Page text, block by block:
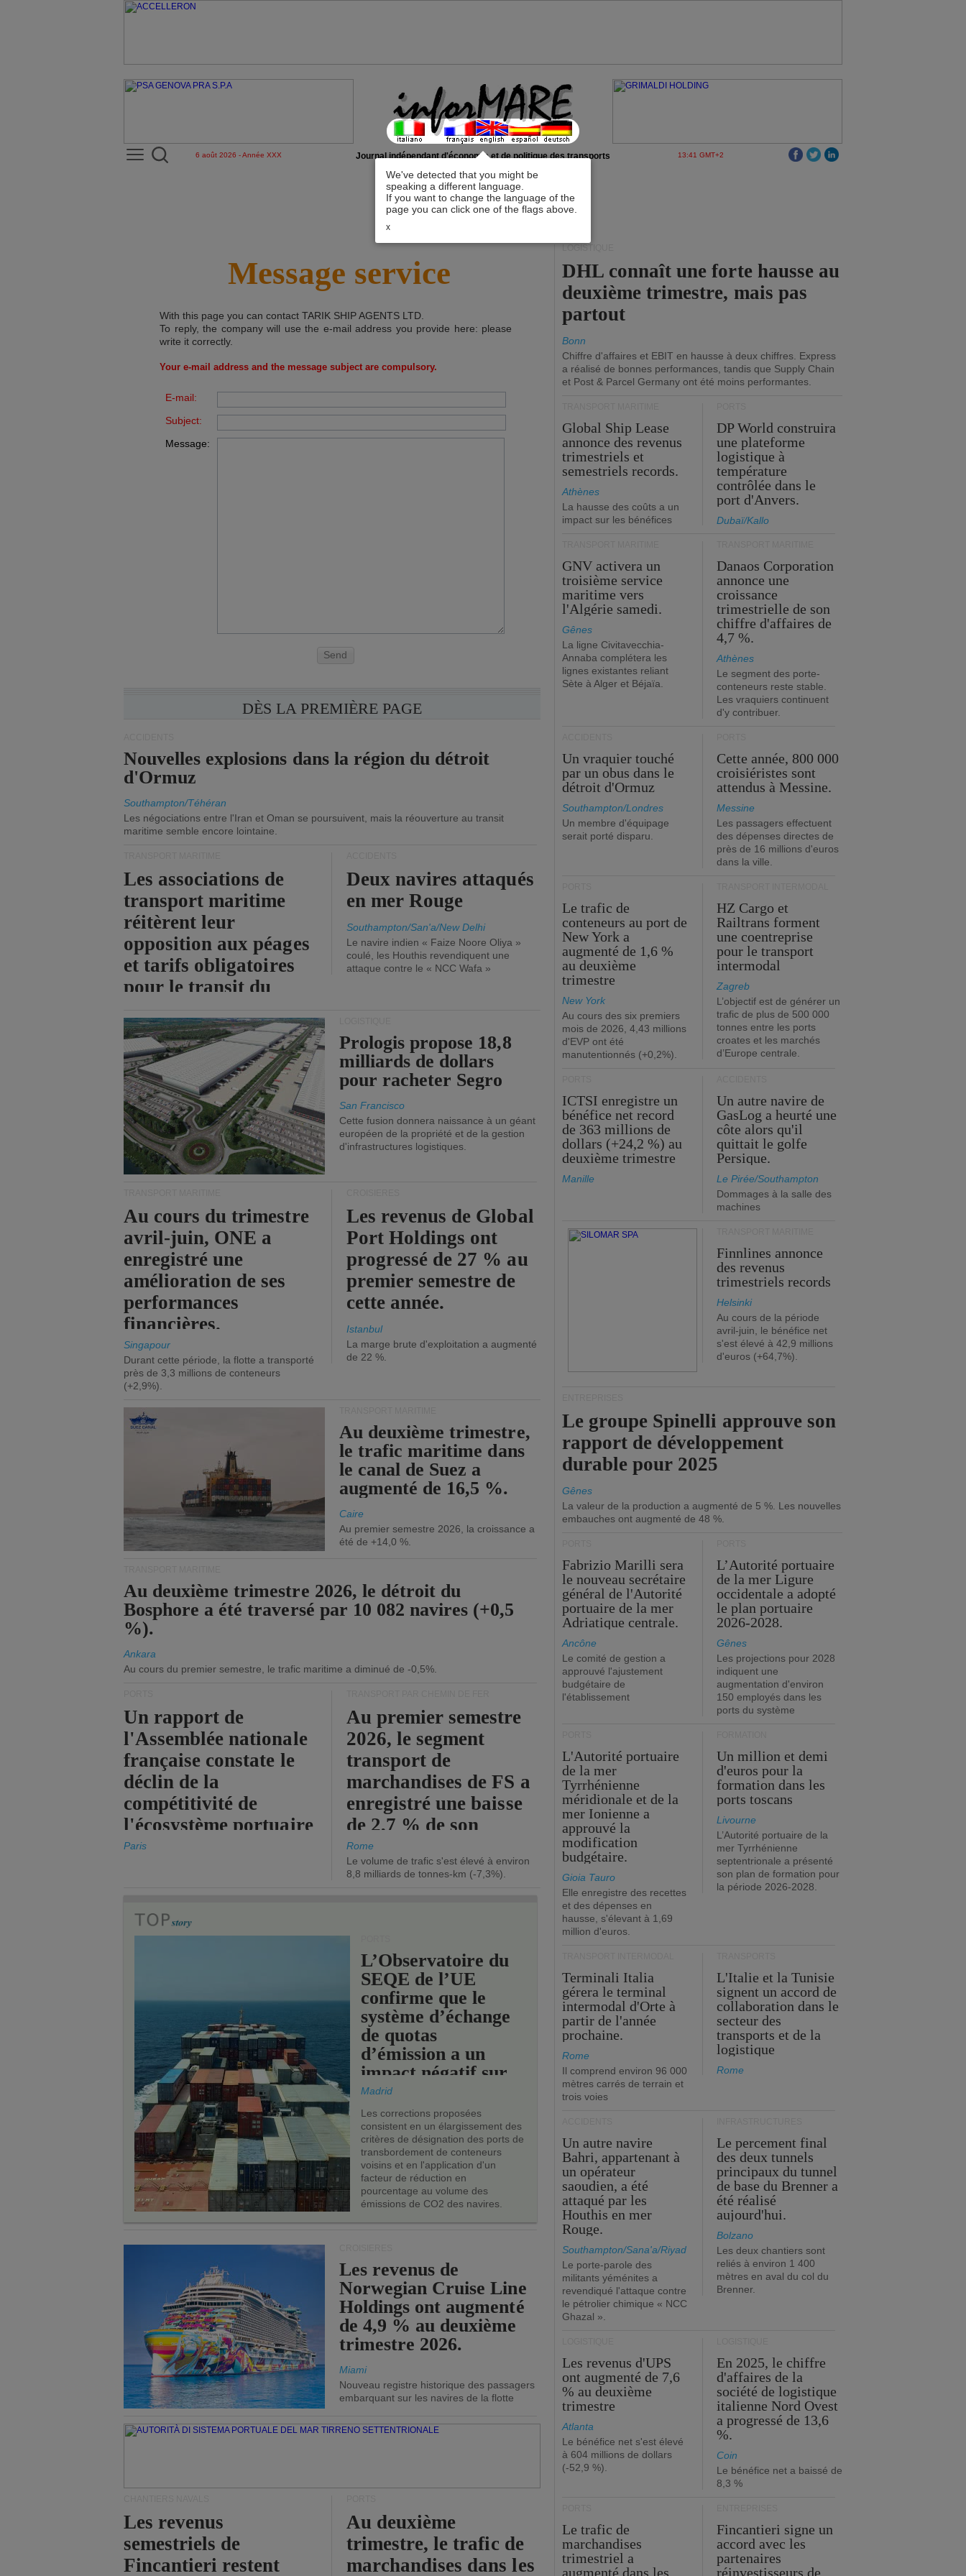
We've detected that you might be
speaking a different language.
If you want to change the language of the
page you can click one of the flags above.
x
6 août 2026 - Année XXX Journal indépendant d'économie et de politique des transports 13:41 GMT+2
Message service
With this page you can contact TARIK SHIP AGENTS LTD
To reply, the company will use the e-mail address you provide here: please
write it correctly.
Your e-mail address and the message subject are compulsory.
E-mail:
Subject:
Message:
Send
DÈS LA PREMIÈRE PAGE
Nouvelles explosions dans la région du détroit
d'Ormuz
Southampton/Téhéran
Les négociations entre l'Iran et Oman se poursuivent, mais la réouverture au transit
maritime semble encore lointaine.
Les associations de
transport maritime
réitèrent leur
opposition aux péages
et tarifs obligatoires
pour le transit du
Deux navires attaqués
en mer Rouge
Southampton/San'a/New Delhi
Le navire indien « Faize Noore Oliya »
coulé, les Houthis revendiquent une
attaque contre le « NCC Wafa »
Prologis propose 18,8
milliards de dollars
pour racheter Segro
San Francisco
Cette fusion donnera naissance à un géant
européen de la propriété et de la gestion
d'infrastructures logistiques.
Au cours du trimestre
avril-juin, ONE a
enregistré une
amélioration de ses
performances
financières.
Singapour
Durant cette période, la flotte a transporté
près de 3,3 millions de conteneurs
(+2,9%).
Les revenus de Global
Port Holdings ont
progressé de 27 % au
premier semestre de
cette année.
Istanbul
La marge brute d'exploitation a augmenté
de 22 %.
Au deuxième trimestre,
le trafic maritime dans
le canal de Suez a
augmenté de 16,5 %.
Caire
Au premier semestre 2026, la croissance a
été de +14,0 %.
Au deuxième trimestre 2026, le détroit du
Bosphore a été traversé par 10 082 navires (+0,5
%).
Ankara
Au cours du premier semestre, le trafic maritime a diminué de -0,5%.
Un rapport de
l'Assemblée nationale
française constate le
déclin de la
compétitivité de
l'écosystème portuaire
de l'État.
Paris
Au premier semestre
2026, le segment
transport de
marchandises de FS a
enregistré une baisse
de 2,7 % de son
chiffre d'affaires
opérationnel.
Rome
Le volume de trafic s'est élevé à environ
8,8 milliards de tonnes-km (-7,3%).
L’Observatoire du
SEQE de l’UE
confirme que le
système d’échange
de quotas
d’émission a un
impact négatif sur
les ports de l’UE.
Madrid
Les corrections proposées
consistent en un élargissement des
critères de désignation des ports de
transbordement de conteneurs
voisins et en l'application d'un
facteur de réduction en
pourcentage au volume des
émissions de CO2 des navires.
Les revenus de
Norwegian Cruise Line
Holdings ont augmenté
de 4,9 % au deuxième
trimestre 2026.
Miami
Nouveau registre historique des passagers
embarquant sur les navires de la flotte
Les revenus
semestriels de
Fincantieri restent
Au deuxième
trimestre, le trafic de
marchandises dans les
LOGISTIQUE
DHL connaît une forte hausse au
deuxième trimestre, mais pas
partout
Bonn
Chiffre d'affaires et EBIT en hausse à deux chiffres. Express
a réalisé de bonnes performances, tandis que Supply Chain
et Post & Parcel Germany ont été moins performantes.
Global Ship Lease
annonce des revenus
trimestriels et
semestriels records.
Athènes
La hausse des coûts a un
impact sur les bénéfices
DP World construira
une plateforme
logistique à
température
contrôlée dans le
port d'Anvers.
Dubaï/Kallo
GNV activera un
troisième service
maritime vers
l'Algérie samedi.
Gênes
La ligne Civitavecchia-
Annaba complétera les
lignes existantes reliant
Sète à Alger et Béjaïa.
Danaos Corporation
annonce une
croissance
trimestrielle de son
chiffre d'affaires de
4,7 %.
Athènes
Le segment des porte-
conteneurs reste stable.
Les vraquiers continuent
d'y contribuer.
Un vraquier touché
par un obus dans le
détroit d'Ormuz
Southampton/Londres
Un membre d'équipage
serait porté disparu.
Cette année, 800 000
croisiéristes sont
attendus à Messine.
Messine
Les passagers effectuent
des dépenses directes de
près de 16 millions d'euros
dans la ville.
Le trafic de
conteneurs au port de
New York a
augmenté de 1,6 %
au deuxième
trimestre
New York
Au cours des six premiers
mois de 2026, 4,43 millions
d'EVP ont été
manutentionnés (+0,2%).
HZ Cargo et
Railtrans forment
une coentreprise
pour le transport
intermodal
Zagreb
L’objectif est de générer un
trafic de plus de 500 000
tonnes entre les ports
croates et les marchés
d’Europe centrale.
ICTSI enregistre un
bénéfice net record
de 363 millions de
dollars (+24,2 %) au
deuxième trimestre
Manille
Un autre navire de
GasLog a heurté une
côte alors qu'il
quittait le golfe
Persique.
Le Pirée/Southampton
Dommages à la salle des
machines
Finnlines annonce
des revenus
trimestriels records
Helsinki
Au cours de la période
avril-juin, le bénéfice net
s'est élevé à 42,9 millions
d'euros (+64,7%).
Le groupe Spinelli approuve son
rapport de développement
durable pour 2025
Gênes
La valeur de la production a augmenté de 5 %. Les nouvelles
embauches ont augmenté de 48 %.
Fabrizio Marilli sera
le nouveau secrétaire
général de l'Autorité
portuaire de la mer
Adriatique centrale.
Ancône
Le comité de gestion a
approuvé l'ajustement
budgétaire de
l'établissement
L’Autorité portuaire
de la mer Ligure
occidentale a adopté
le plan portuaire
2026-2028.
Gênes
Les projections pour 2028
indiquent une
augmentation d'environ
150 employés dans les
ports du système
L'Autorité portuaire
de la mer
Tyrrhénienne
méridionale et de la
mer Ionienne a
approuvé la
modification
budgétaire.
Gioia Tauro
Elle enregistre des recettes
et des dépenses en
hausse, s'élevant à 1,69
million d'euros.
Un million et demi
d'euros pour la
formation dans les
ports toscans
Livourne
L’Autorité portuaire de la
mer Tyrrhénienne
septentrionale a présenté
son plan de formation pour
la période 2026-2028.
Terminali Italia
gérera le terminal
intermodal d'Orte à
partir de l'année
prochaine.
Rome
Il comprend environ 96 000
mètres carrés de terrain et
trois voies
L'Italie et la Tunisie
signent un accord de
collaboration dans le
secteur des
transports et de la
logistique
Rome
Un autre navire
Bahri, appartenant à
un opérateur
saoudien, a été
attaqué par les
Houthis en mer
Rouge.
Southampton/Sana'a/Riyad
Le porte-parole des
militants yéménites a
revendiqué l'attaque contre
le pétrolier chimique « NCC
Ghazal ».
Le percement final
des deux tunnels
principaux du tunnel
de base du Brenner a
été réalisé
aujourd'hui.
Bolzano
Les deux chantiers sont
reliés à environ 1 400
mètres en aval du col du
Brenner.
Les revenus d'UPS
ont augmenté de 7,6
% au deuxième
trimestre
Atlanta
Le bénéfice net s'est élevé
à 604 millions de dollars
(-52,9 %).
En 2025, le chiffre
d'affaires de la
société de logistique
italienne Nord Ovest
a progressé de 13,6
%.
Coin
Le bénéfice net a baissé de
8,3 %
Le trafic de
marchandises
trimestriel a
augmenté dans les
Fincantieri signe un
accord avec les
partenaires
réinvestisseurs de